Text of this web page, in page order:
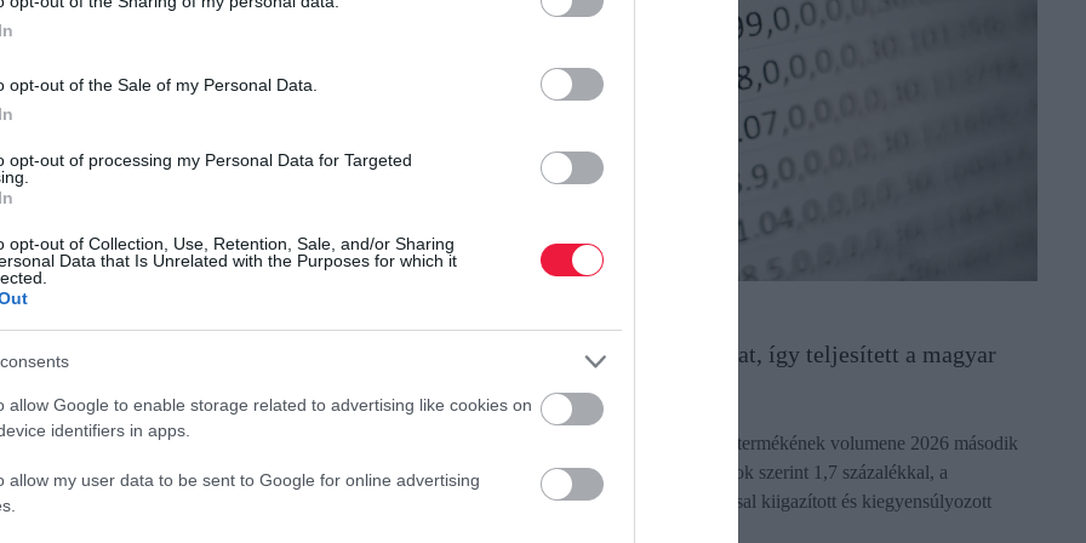
opt-out of the Sale of my Personal Data.
opt-out of processing my Personal Data for Targeted
opt-out of Collection, Use, Retention, Sale, and/or Sharing
Data that Is Unrelated with the Purposes for which it
allow Google to enable storage related to advertising like cookies on
identifiers in apps.
allow my user data to be sent to Google for online advertising
nem idegen a tőzsde világa. Korábban a magyar börze
részvényeivel is kereskedett, de aztán átrendezte a
mert szerinte az izgalmasabb, mozgalmasabb,
pletykák vagy tényleges hírek
nem lehet unatkozni!"
hogy a kriptovalutákkal kereskedőknek bírniuk kell a
éppen zuhanást. „Ha az ember ésszel csinálja, nem
Kijött a friss GDP-adat, így teljesített a magyar
gazdaság
Magyarország bruttó hazai termékének volumene 2026 második
negyedévében a nyers adatok szerint 1,7 százalékkal, a
szezonálisan és naptárhatással kiigazított és kiegyensúlyozott